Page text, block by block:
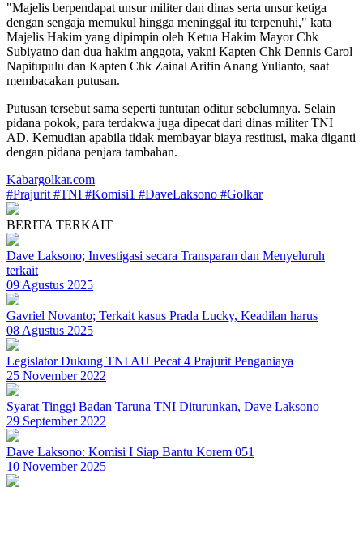
"Majelis berpendapat unsur militer dan dinas serta unsur ketiga
dengan sengaja memukul hingga meninggal itu terpenuhi," kata
Majelis Hakim yang dipimpin oleh Ketua Hakim Mayor Chk
Subiyatno dan dua hakim anggota, yakni Kapten Chk Dennis Carol
Napitupulu dan Kapten Chk Zainal Arifin Anang Yulianto, saat
membacakan putusan.
Putusan tersebut sama seperti tuntutan oditur sebelumnya. Selain
pidana pokok, para terdakwa juga dipecat dari dinas militer TNI
AD. Kemudian apabila tidak membayar biaya restitusi, maka diganti
dengan pidana penjara tambahan.
Kabargolkar.com
#Prajurit #TNI #Komisi1 #DaveLaksono #Golkar
BERITA TERKAIT
Dave Laksono; Investigasi secara Transparan dan Menyeluruh
terkait
09 Agustus 2025
Gavriel Novanto; Terkait kasus Prada Lucky, Keadilan harus
08 Agustus 2025
Legislator Dukung TNI AU Pecat 4 Prajurit Penganiaya
25 November 2022
Syarat Tinggi Badan Taruna TNI Diturunkan, Dave Laksono
29 September 2022
Dave Laksono: Komisi I Siap Bantu Korem 051
10 November 2025